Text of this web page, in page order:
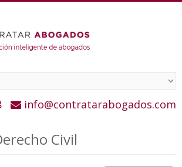
info@contratarabogados.com
Civil